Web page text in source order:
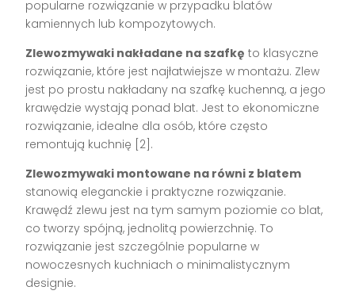
popularne rozwiązanie w przypadku blatów
kamiennych lub kompozytowych.
Zlewozmywaki nakładane na szafkę to klasyczne
rozwiązanie, które jest najłatwiejsze w montażu. Zlew
jest po prostu nakładany na szafkę kuchenną, a jego
krawędzie wystają ponad blat. Jest to ekonomiczne
rozwiązanie, idealne dla osób, które często
remontują kuchnię [2].
Zlewozmywaki montowane na równi z blatem
stanowią eleganckie i praktyczne rozwiązanie.
Krawędź zlewu jest na tym samym poziomie co blat,
co tworzy spójną, jednolitą powierzchnię. To
rozwiązanie jest szczególnie popularne w
nowoczesnych kuchniach o minimalistycznym
designie.